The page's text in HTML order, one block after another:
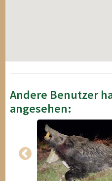
Andere Benutzer
angesehen: